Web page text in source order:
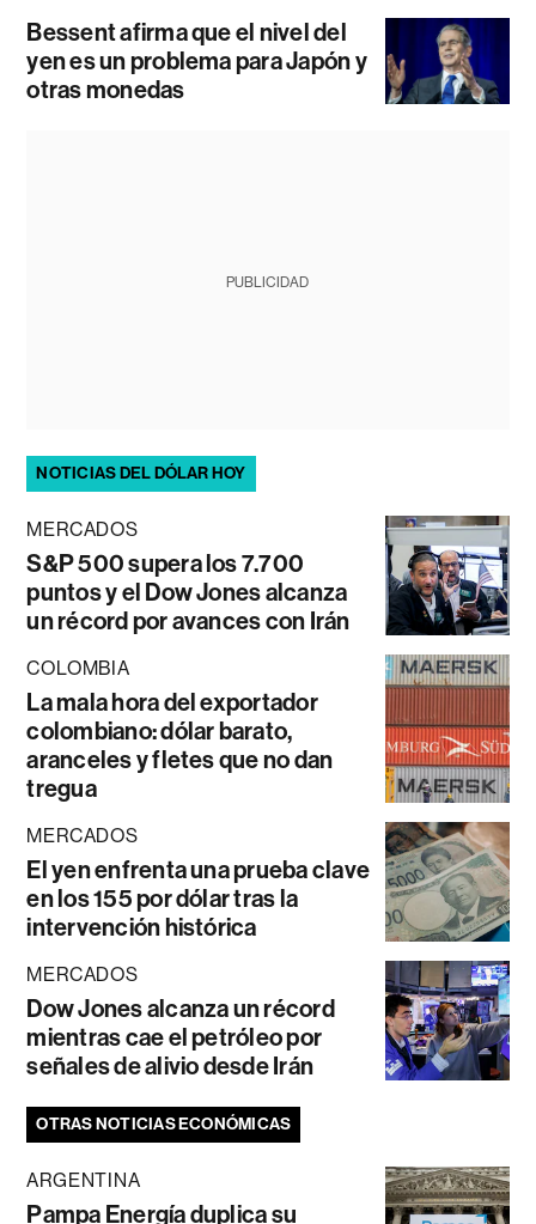
Bessent afirma que el nivel del
yen es un problema para Japón y
otras monedas
PUBLICIDAD
NOTICIAS DEL DÓLAR HOY
MERCADOS
S&P 500 supera los 7.700
puntos y el Dow Jones alcanza
un récord por avances con Irán
COLOMBIA
La mala hora del exportador
colombiano: dólar barato,
aranceles y fletes que no dan
tregua
MERCADOS
El yen enfrenta una prueba clave
en los 155 por dólar tras la
intervención histórica
MERCADOS
Dow Jones alcanza un récord
mientras cae el petróleo por
señales de alivio desde Irán
OTRAS NOTICIAS ECONÓMICAS
ARGENTINA
Pampa Energía duplica su